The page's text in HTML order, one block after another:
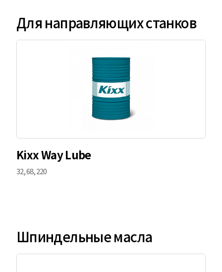
Для направляющих станков
Kixx Way Lube
32, 68, 220
Шпиндельные масла